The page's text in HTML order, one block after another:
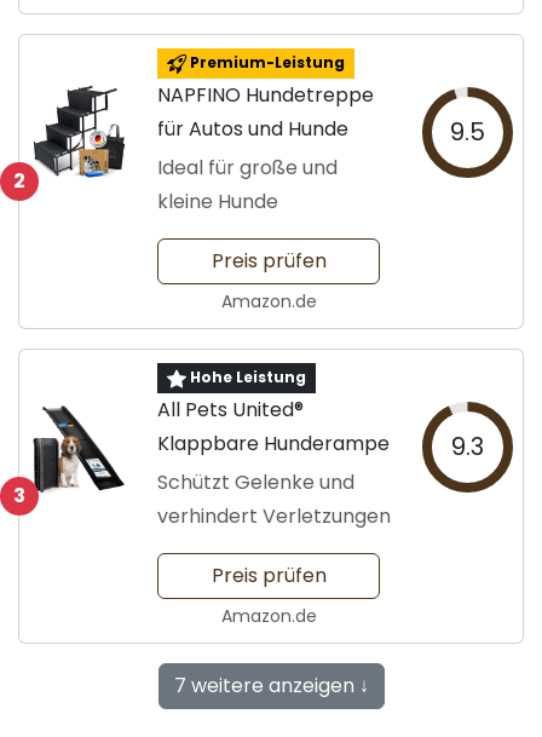
2
Premium-Leistung
NAPFINO Hundetreppe
für Autos und Hunde
Ideal für große und
kleine Hunde
9.5
Preis prüfen
Amazon.de
3
Hohe Leistung
All Pets United®
Klappbare Hunderampe
Schützt Gelenke und
verhindert Verletzungen
9.3
Preis prüfen
Amazon.de
7 weitere anzeigen ↓